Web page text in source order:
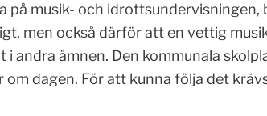
på musik- och idrottsundervisningen,
men också därför att en vettig
i andra ämnen. Den kommunala
dagen. För att kunna följa det